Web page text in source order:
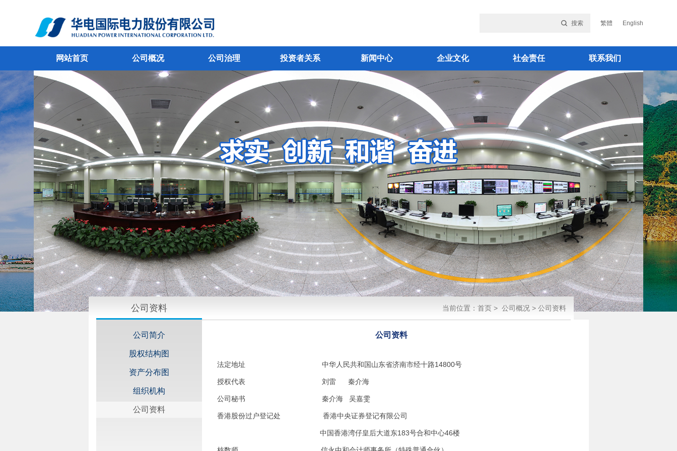
搜索 繁體 English
网站首页 公司概况 公司治理 投资者关系 新闻中心 企业文化 社会责任 联系我们
公司资料 当前位置： 首页> 公司概况> 公司资料
公司简介
股权结构图
资产分布图
组织机构
公司资料
公司资料
法定地址 中华人民共和国山东省济南市经十路14800号
授权代表 刘雷 秦介海
公司秘书 秦介海 吴嘉雯
香港股份过户登记处 香港中央证券登记有限公司
中国香港湾仔皇后大道东183号合和中心46楼